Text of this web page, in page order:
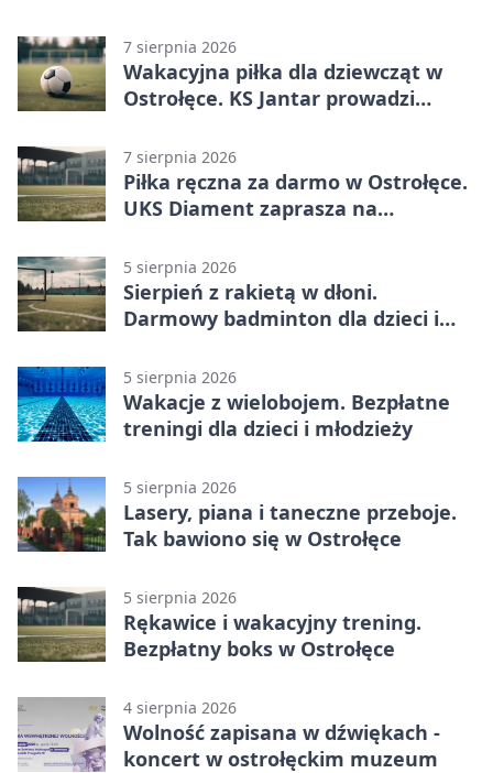
7 sierpnia 2026
Wakacyjna piłka dla dziewcząt w
Ostrołęce. KS Jantar prowadzi
7 sierpnia 2026
Piłka ręczna za darmo w Ostrołęce.
UKS Diament zaprasza na
5 sierpnia 2026
Sierpień z rakietą w dłoni.
Darmowy badminton dla dzieci i
5 sierpnia 2026
Wakacje z wielobojem. Bezpłatne
treningi dla dzieci i młodzieży
5 sierpnia 2026
Lasery, piana i taneczne przeboje.
Tak bawiono się w Ostrołęce
5 sierpnia 2026
Rękawice i wakacyjny trening.
Bezpłatny boks w Ostrołęce
4 sierpnia 2026
Wolność zapisana w dźwiękach -
koncert w ostrołęckim muzeum